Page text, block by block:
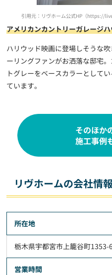
引用元：リヴホーム公式HP（https://
アメリカンカントリーガレージ
ハリウッド映画に登場しそうな
ーリングファンがお洒落な邸宅
トグレーをベースカラーとして
ています。
そのほか
施工事例
リヴホームの会社情報
所在地
栃木県宇都宮市上籠谷町1353-
営業時間